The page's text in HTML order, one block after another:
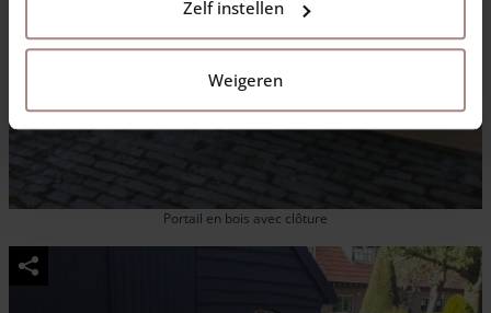
Zelf instellen
Weigeren
Portail en bois avec clôture